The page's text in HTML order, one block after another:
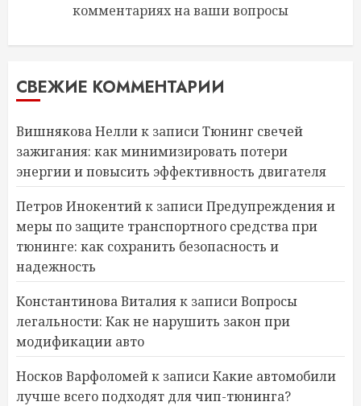
комментариях на ваши вопросы
СВЕЖИЕ КОММЕНТАРИИ
Вишнякова Неллик записиТюнинг свечей
зажигания: как минимизировать потери
энергии и повысить эффективность двигателя
Петров Инокентийк записиПредупреждения и
меры по защите транспортного средства при
тюнинге: как сохранить безопасность и
надежность
Константинова Виталияк записиВопросы
легальности: Как не нарушить закон при
модификации авто
Носков Варфоломейк записиКакие автомобили
лучше всего подходят для чип-тюнинга?